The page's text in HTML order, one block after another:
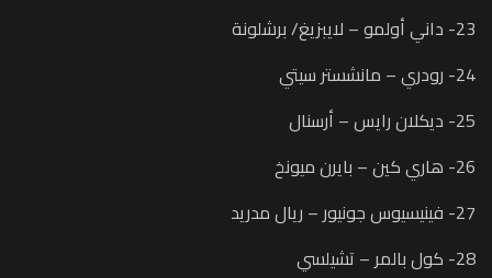
23- داني أولمو – لايبزيغ/ برشلونة
24- رودري – مانشستر سيتي
25- ديكلان رايس – أرسنال
26- هاري كين – بايرن ميونخ
27- فينيسيوس جونيور – ريال مدريد
28- كول بالمر – تشيلسي